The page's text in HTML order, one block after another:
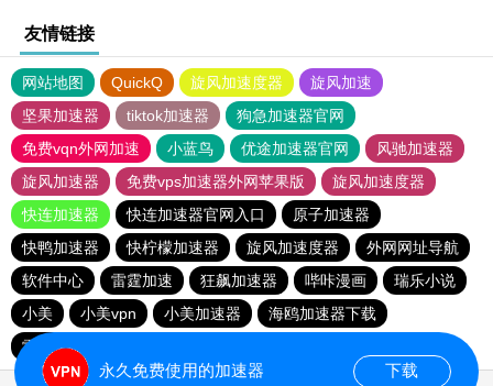
友情链接
网站地图 QuickQ 旋风加速度器
旋风加速
坚果加速器
tiktok加速器
狗急加速器官网
免费vqn外网加速
小蓝鸟 优途加速器官网
风驰加速器
旋风加速器
免费vps加速器外网苹果版
旋风加速度器
快连加速器
快连加速器官网入口
原子加速器
快鸭加速器
快柠檬加速器 旋风加速度器
外网网址导航
软件中心
雷霆加速 狂飙加速器 哔咔漫画
瑞乐小说
小美
小美vpn 小美加速器
海鸥加速器下载
雷霆加速版ins
永久免费使用的加速器 下载